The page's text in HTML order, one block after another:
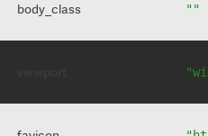
body_class ""